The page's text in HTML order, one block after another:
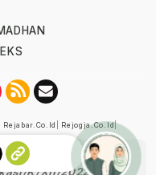
Rejabar.co.id Rejogja.co.id |
Dewan Pers
K/XII/2022